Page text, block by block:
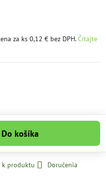
za ks 0,12 € bez DPH.Čítajte
Do košíka
k produktu
Doručenia